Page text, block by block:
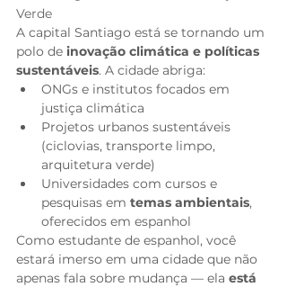
Verde
A capital Santiago está se tornando um
polo de inovação climática e políticas
sustentáveis. A cidade abriga:
ONGs e institutos focados em
justiça climática
Projetos urbanos sustentáveis
(ciclovias, transporte limpo,
arquitetura verde)
Universidades com cursos e
pesquisas em temas ambientais,
oferecidos em espanhol
Como estudante de espanhol, você
estará imerso em uma cidade que não
apenas fala sobre mudança — ela está